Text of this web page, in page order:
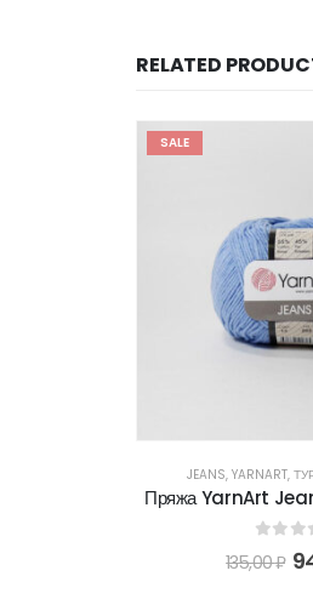
RELATED
SALE
JEANS, YARNART,
Пряжа YarnArt
out
135,00₽